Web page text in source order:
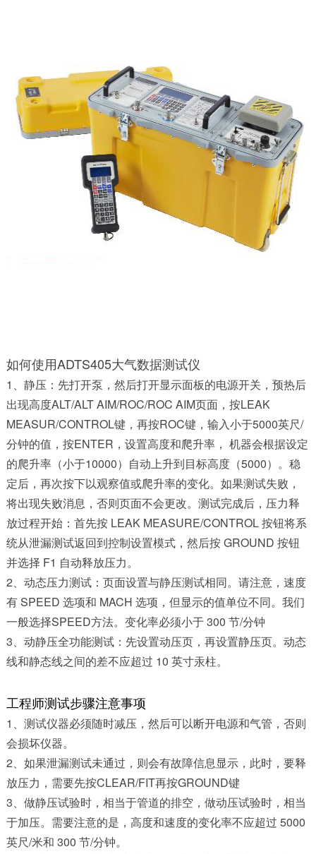
如何使用ADTS405大气数据测试仪
1、静压：先打开泵，然后打开显示面板的电源开关，预热后
出现高度ALT/ALT AIM/ROC/ROC AIM页面，按LEAK
MEASUR/CONTROL键，再按ROC键，输入小于5000英尺/
分钟的值，按ENTER，设置高度和爬升率， 机器会根据设定
的爬升率（小于10000）自动上升到目标高度（5000）。稳
定后，再次按下以观察值或爬升率的变化。如果测试失败，
将出现失败消息，否则页面不会更改。测试完成后，压力释
放过程开始：首先按 LEAK MEASURE/CONTROL 按钮将系
统从泄漏测试返回到控制设置模式，然后按 GROUND 按钮
并选择 F1 自动释放压力。
2、动态压力测试：页面设置与静压测试相同。请注意，速度
有 SPEED 选项和 MACH 选项，但显示的值单位不同。我们
一般选择SPEED方法。变化率必须小于 300 节/分钟
3、动静压全功能测试：先设置动压页，再设置静压页。动态
线和静态线之间的差不应超过 10 英寸汞柱。
工程师测试步骤注意事项
1、测试仪器必须随时减压，然后可以断开电源和气管，否则
会损坏仪器。
2、如果泄漏测试未通过，则会有故障信息显示，此时，要释
放压力，需要先按CLEAR/FIT再按GROUND键
3、做静压试验时，相当于管道的排空，做动压试验时，相当
于加压。需要注意的是，高度和速度的变化率不应超过 5000
英尺/米和 300 节/分钟。